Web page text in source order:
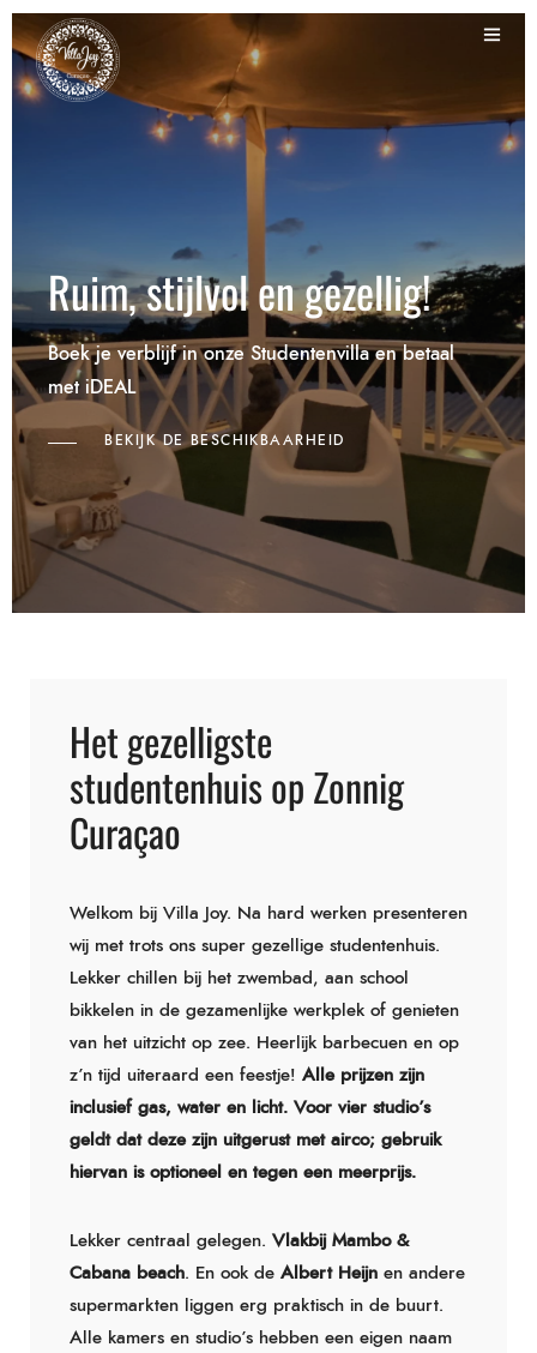
Ruim, stijlvol en gezellig!
Boek je verblijf in onze Studentenvilla en betaal
met iDEAL
BEKIJK DE BESCHIKBAARHEID
Het gezelligste
studentenhuis op Zonnig
Curaçao
Welkom bij Villa Joy. Na hard werken presenteren
wij met trots ons super gezellige studentenhuis.
Lekker chillen bij het zwembad, aan school
bikkelen in de gezamenlijke werkplek of genieten
van het uitzicht op zee. Heerlijk barbecuen en op
z’n tijd uiteraard een feestje! Alle prijzen zijn
inclusief gas, water en licht. Voor vier studio’s
geldt dat deze zijn uitgerust met airco; gebruik
hiervan is optioneel en tegen een meerprijs.
Lekker centraal gelegen. Vlakbij Mambo &
Cabana beach. En ook de Albert Heijn en andere
supermarkten liggen erg praktisch in de buurt.
Alle kamers en studio’s hebben een eigen naam